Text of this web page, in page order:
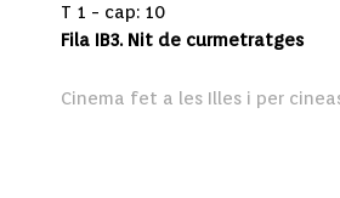
T 1 - cap: 10
Fila IB3. Nit de curmetratges
Cinema fet a les Illes i per